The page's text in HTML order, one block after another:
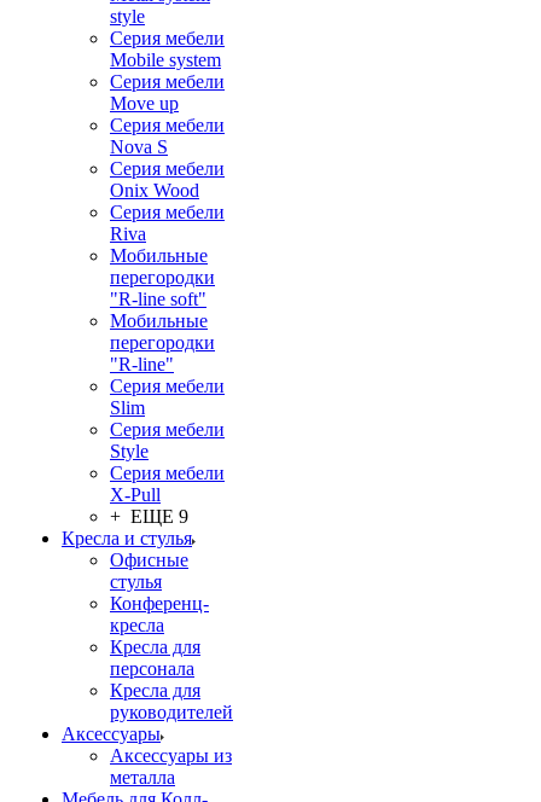
style
Серия мебели
Mobile system
Серия мебели
Move up
Серия мебели
Nova S
Серия мебели
Onix Wood
Серия мебели
Riva
Мобильные
перегородки
"R-line soft"
Мобильные
перегородки
"R-line"
Серия мебели
Slim
Серия мебели
Style
Серия мебели
X-Pull
+ ЕЩЕ 9
Кресла и стулья
Офисные
стулья
Конференц-
кресла
Кресла для
персонала
Кресла для
руководителей
Аксессуары
Аксессуары из
металла